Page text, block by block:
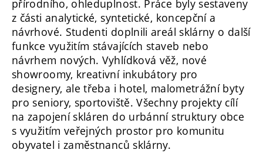
přírodního, ohleduplnost. Práce byly sestaveny
z části analytické, syntetické, koncepční a
návrhové. Studenti doplnili areál sklárny o další
funkce využitím stávajících staveb nebo
návrhem nových. Vyhlídková věž, nové
showroomy, kreativní inkubátory pro
designery, ale třeba i hotel, malometrážní byty
pro seniory, sportoviště. Všechny projekty cílí
na zapojení skláren do urbánní struktury obce
s využitím veřejných prostor pro komunitu
obyvatel i zaměstnanců sklárny.